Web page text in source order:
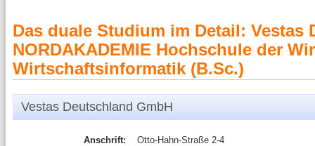
Das duale Studium im Detail: Vestas
NORDAKADEMIE Hochschule der
Wirtschaftsinformatik (B.Sc.)
Vestas Deutschland GmbH
Anschrift:
Otto-Hahn-Straße 2-4